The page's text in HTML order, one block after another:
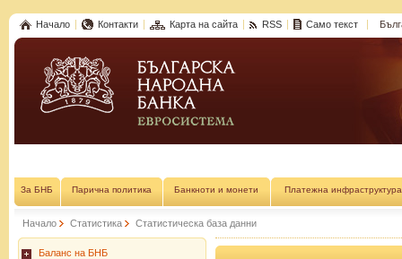
Начало Контакти Карта на сайта RSS Само текст
За БНБ Парична политика Банкноти и монети Платежна инфраструктура
Начало Статистика Статистическа база данни
Баланс на БНБ